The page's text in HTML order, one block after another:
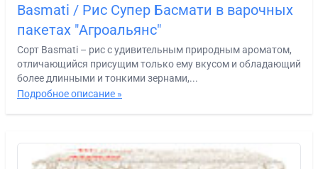
Basmati / Рис Супер Басмати в варочных
пакетах "Агроальянс"
Сорт Basmati – рис с удивительным природным ароматом,
отличающийся присущим только ему вкусом и обладающий
более длинными и тонкими зернами,...
Подробное описание »